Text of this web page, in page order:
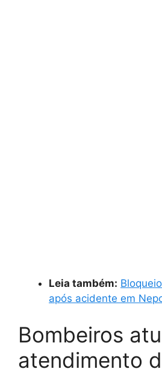
Leia também:
após acidente em
Bombeiros
atendimento